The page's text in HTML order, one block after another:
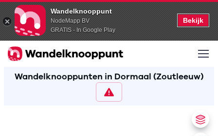
Wandelknooppunt
NodeMapp BV
GRATIS - In Google Play
Bekijk
Wandelknooppunten in Dormaal (Zoutleeuw)